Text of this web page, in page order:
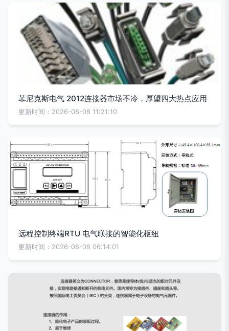
菲尼克斯电气 2012连接器市场不冷，厚望四大热点应用
更新时间：2026-08-08 11:21:10
远程控制终端RTU 电气联接的智能化枢纽
更新时间：2026-08-08 06:14:01